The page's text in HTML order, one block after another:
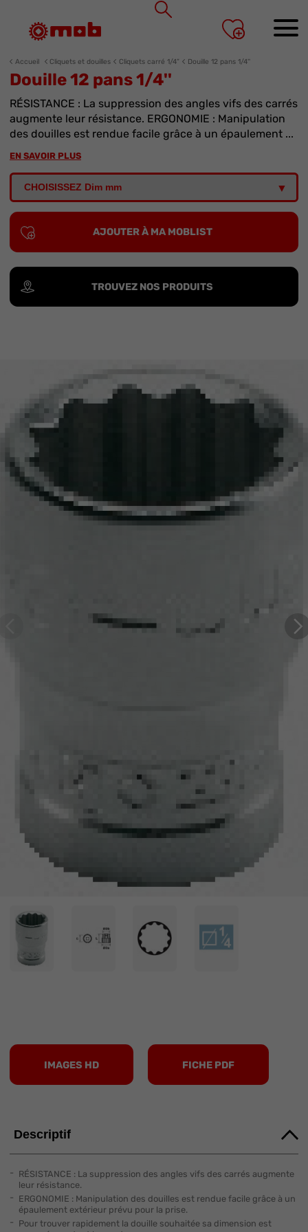
Accueil Cliquets et douilles Cliquets carré 1/4” Douille 12 pans 1/4''
Douille 12 pans 1/4''
RÉSISTANCE : La suppression des angles vifs des carrés
augmente leur résistance. ERGONOMIE : Manipulation
des douilles est rendue facile grâce à un épaulement ...
EN SAVOIR PLUS
AJOUTER À MA MOBLIST
TROUVEZ NOS PRODUITS
IMAGES HD FICHE PDF
Descriptif
RÉSISTANCE : La suppression des angles vifs des carrés augmente
leur résistance.
ERGONOMIE : Manipulation des douilles est rendue facile grâce à un
épaulement extérieur prévu pour la prise.
Pour trouver rapidement la douille souhaitée sa dimension est